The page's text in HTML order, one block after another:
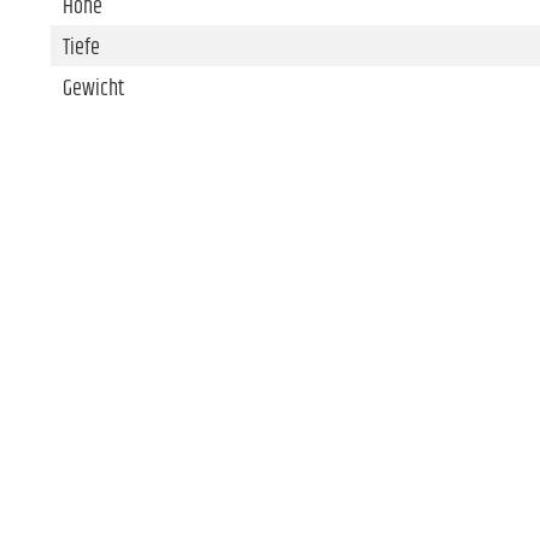
Höhe
Tiefe
Gewicht